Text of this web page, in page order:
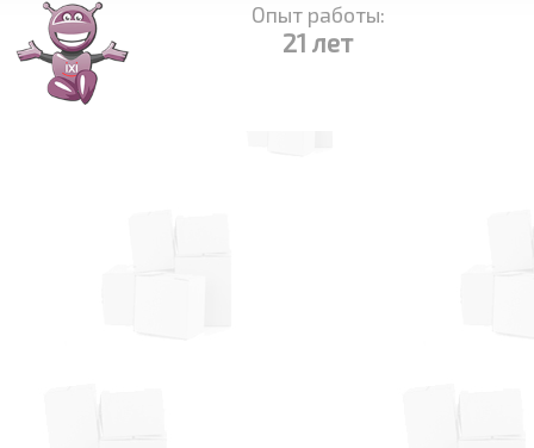
Опыт работы:
21 лет